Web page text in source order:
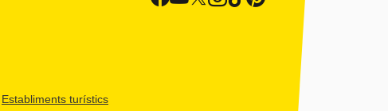
Establiments turístics